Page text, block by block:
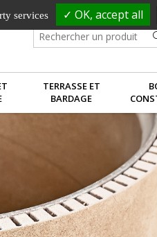
TERRASSE ET
BARDAGE
services ✓ OK, accept all